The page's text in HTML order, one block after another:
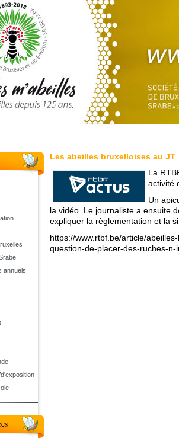
annuels
Les abeilles bruxelloises au JT
La
activité
Un
la vidéo. Le journaliste a ensuite
expliquer la règlementation et la
https://www.rtbf.be/article/
question-de-placer-des-ruches-